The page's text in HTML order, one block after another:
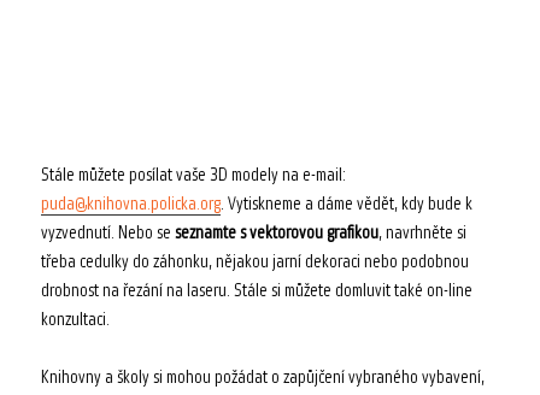
Stále můžete posílat vaše 3D modely na e-mail:
puda@knihovna.policka.org. Vytiskneme a dáme vědět, kdy bude k
vyzvednutí. Nebo seseznamte s vektorovou grafikou, navrhněte si
třeba cedulky do záhonku, nějakou jarní dekoraci nebo podobnou
drobnost na řezání na laseru. Stále si můžete domluvit také on-line
konzultaci.
Knihovny a školy si mohou požádat o zapůjčení vybraného vybavení,